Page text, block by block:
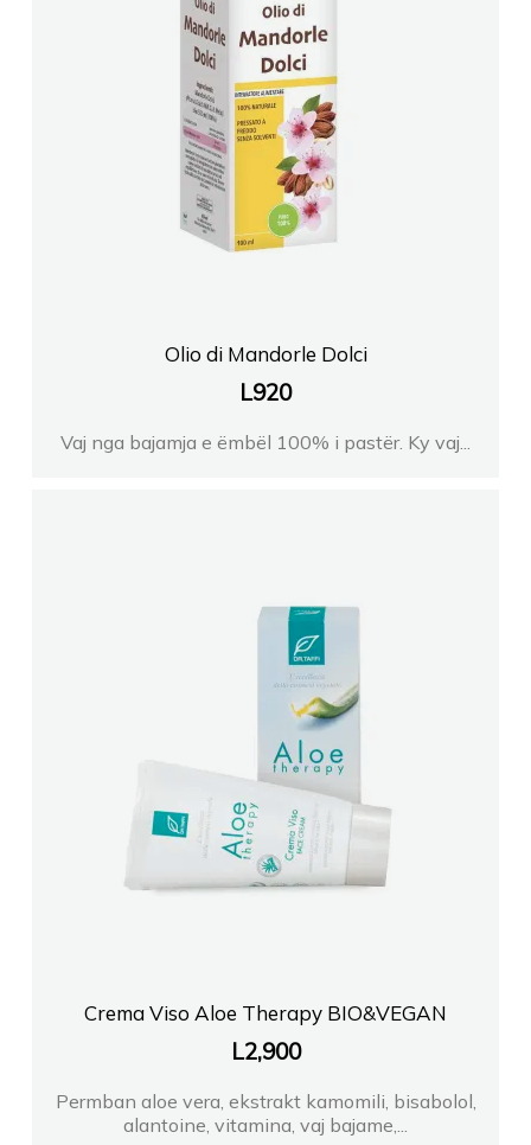
Olio di Mandorle Dolci
L920
Vaj nga bajamja e ëmbël 100% i pastër. Ky vaj...
Crema Viso Aloe Therapy BIO&VEGAN
L2,900
Permban aloe vera, ekstrakt kamomili, bisabolol,
alantoine, vitamina, vaj bajame,...